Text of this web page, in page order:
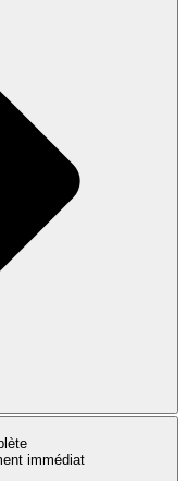
immédiat